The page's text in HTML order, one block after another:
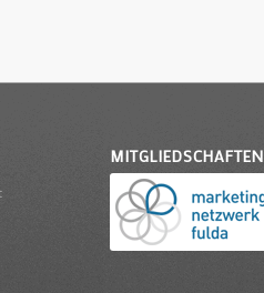
MITGLIEDSCHAFTEN